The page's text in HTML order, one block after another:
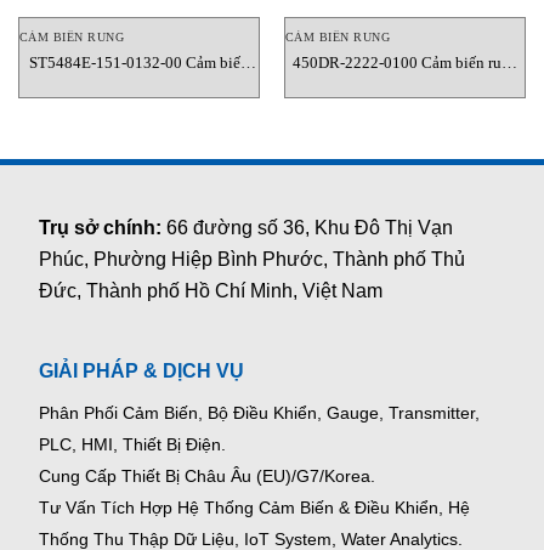
CẢM BIẾN RUNG
ST5484E-151-0132-00 Cảm biến
CẢM BIẾN RUNG
450DR-2222-0100 Cảm biến rung
Trụ sở chính:66 đường số 36, Khu Đô Thị Vạn
Phúc, Phường Hiệp Bình Phước, Thành phố Thủ
Đức, Thành phố Hồ Chí Minh, Việt Nam
GIẢI PHÁP & DỊCH VỤ
Phân Phối Cảm Biến, Bộ Điều Khiển, Gauge, Transmitter,
PLC, HMI, Thiết Bị Điện.
Cung Cấp Thiết Bị Châu Âu (EU)/G7/Korea.
Tư Vấn Tích Hợp Hệ Thống Cảm Biến & Điều Khiển, Hệ
Thống Thu Thập Dữ Liệu, IoT System, Water Analytics.